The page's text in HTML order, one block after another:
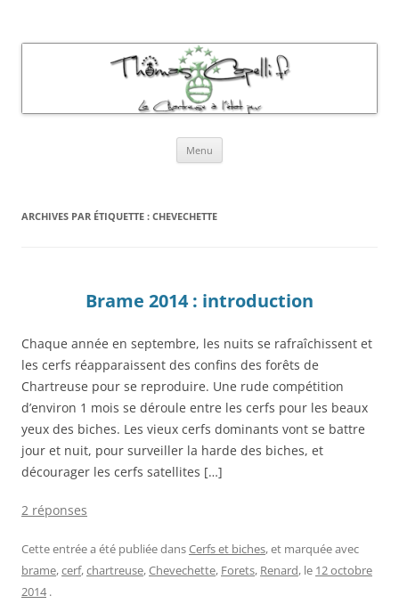
Menu
ARCHIVES PAR ÉTIQUETTE : CHEVECHETTE
Brame 2014 : introduction
Chaque année en septembre, les nuits se rafraîchissent et
les cerfs réapparaissent des confins des forêts de
Chartreuse pour se reproduire. Une rude compétition
d’environ 1 mois se déroule entre les cerfs pour les beaux
yeux des biches. Les vieux cerfs dominants vont se battre
jour et nuit, pour surveiller la harde des biches, et
décourager les cerfs satellites […]
2 réponses
Cette entrée a été publiée dansCerfs et biches, et marquée avec
brame,cerf,chartreuse,Chevechette, Forets, Renard, le 12 octobre
2014 .